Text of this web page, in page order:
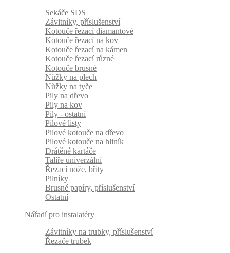
Sekáče SDS
Závitníky, příslušenství
Kotouče řezací diamantové
Kotouče řezací na kov
Kotouče řezací na kámen
Kotouče řezací různé
Kotouče brusné
Nůžky na plech
Nůžky na tyče
Pily na dřevo
Pily na kov
Pily - ostatní
Pilové listy
Pilové kotouče na dřevo
Pilové kotouče na hliník
Drátěné kartáče
Talíře univerzální
Řezací nože, břity
Pilníky
Brusné papíry, příslušenství
Ostatní
Nářadí pro instalatéry
Závitníky na trubky, příslušenství
Řezače trubek